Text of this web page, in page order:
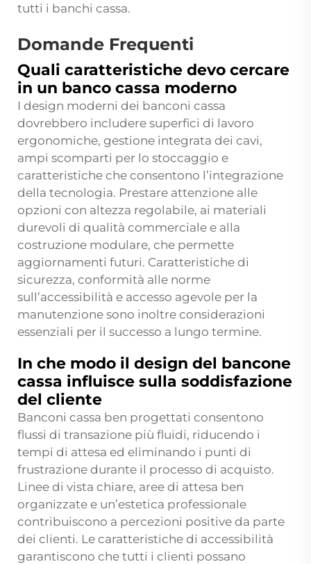
tutti i banchi cassa.
Domande Frequenti
Quali caratteristiche devo cercare
in un banco cassa moderno
I design moderni dei banconi cassa
dovrebbero includere superfici di lavoro
ergonomiche, gestione integrata dei cavi,
ampi scomparti per lo stoccaggio e
caratteristiche che consentono l’integrazione
della tecnologia. Prestare attenzione alle
opzioni con altezza regolabile, ai materiali
durevoli di qualità commerciale e alla
costruzione modulare, che permette
aggiornamenti futuri. Caratteristiche di
sicurezza, conformità alle norme
sull’accessibilità e accesso agevole per la
manutenzione sono inoltre considerazioni
essenziali per il successo a lungo termine.
In che modo il design del bancone
cassa influisce sulla soddisfazione
del cliente
Banconi cassa ben progettati consentono
flussi di transazione più fluidi, riducendo i
tempi di attesa ed eliminando i punti di
frustrazione durante il processo di acquisto.
Linee di vista chiare, aree di attesa ben
organizzate e un’estetica professionale
contribuiscono a percezioni positive da parte
dei clienti. Le caratteristiche di accessibilità
garantiscono che tutti i clienti possano